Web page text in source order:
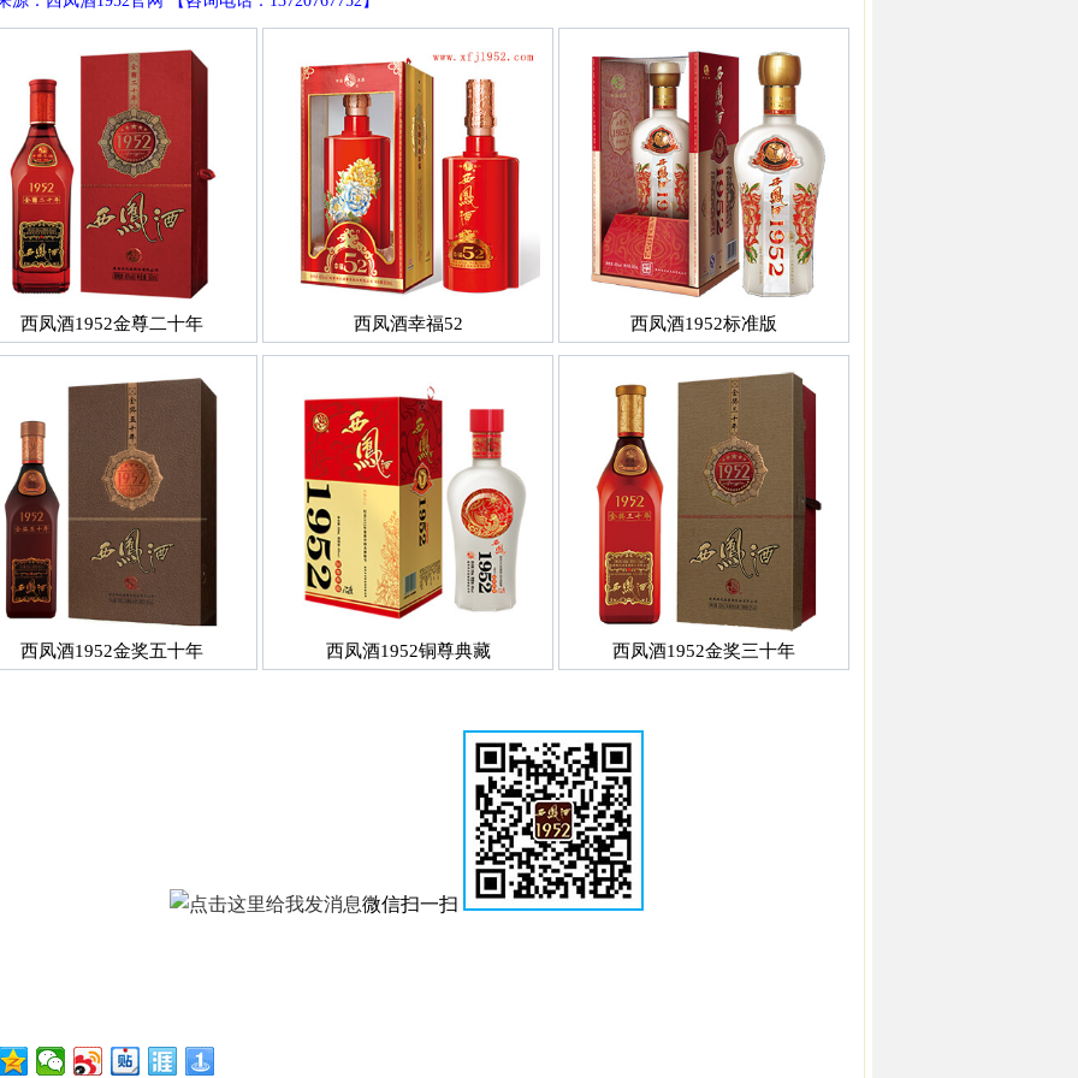
西凤酒1952金尊二十年 西凤酒幸福52 西凤酒1952标准版
西凤酒1952金奖五十年 西凤酒1952铜尊典藏 西凤酒1952金奖三十年
微信扫一扫